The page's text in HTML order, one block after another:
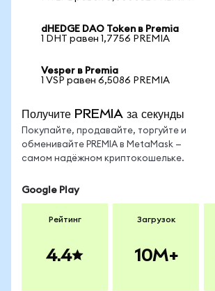
dHEDGE DAO Token в Premia
1 DHT равен 1,7756 PREMIA
Vesper в Premia
1 VSP равен 6,5086 PREMIA
Получите PREMIA за секунды
Покупайте, продавайте, торгуйте и
обменивайте PREMIA в MetaMask —
самом надёжном криптокошельке.
Google Play
Рейтинг
4.4
Загрузок
10M+